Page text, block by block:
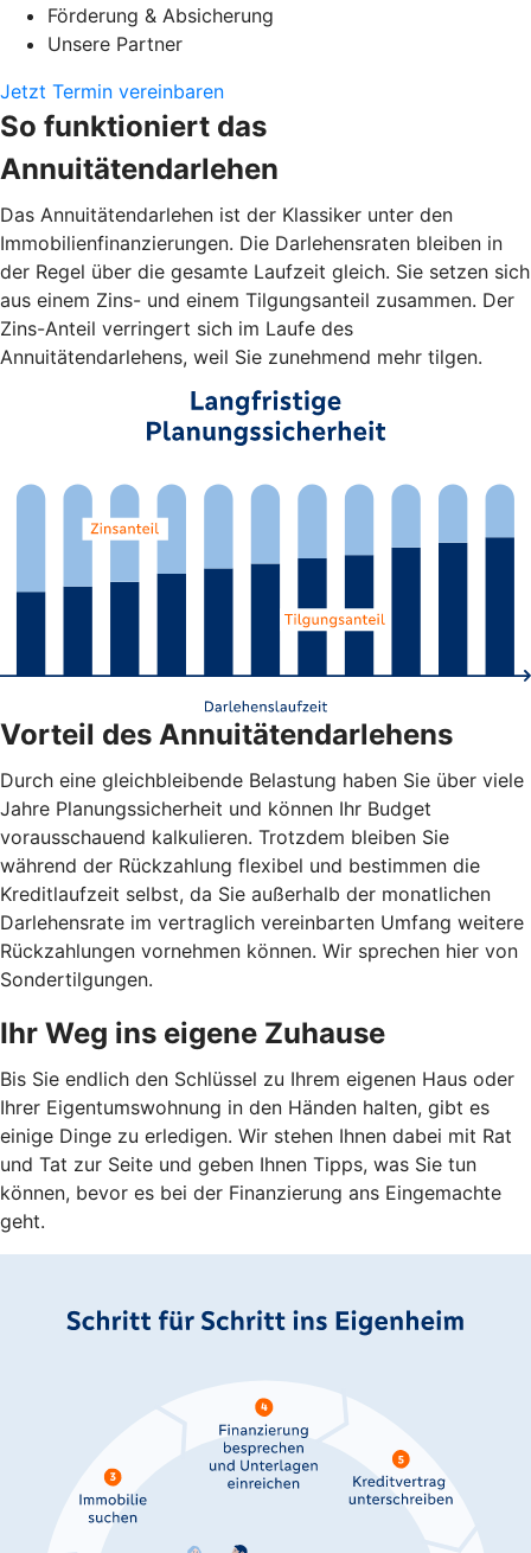
Förderung & Absicherung
Unsere Partner
Jetzt Termin vereinbaren
So funktioniert das
Annuitätendarlehen
Das Annuitätendarlehen ist der Klassiker unter den
Immobilienfinanzierungen. Die Darlehensraten bleiben in
der Regel über die gesamte Laufzeit gleich. Sie setzen sich
aus einem Zins- und einem Tilgungsanteil zusammen. Der
Zins-Anteil verringert sich im Laufe des
Annuitätendarlehens, weil Sie zunehmend mehr tilgen.
Vorteil des Annuitätendarlehens
Durch eine gleichbleibende Belastung haben Sie über viele
Jahre Planungssicherheit und können Ihr Budget
vorausschauend kalkulieren. Trotzdem bleiben Sie
während der Rückzahlung flexibel und bestimmen die
Kreditlaufzeit selbst, da Sie außerhalb der monatlichen
Darlehensrate im vertraglich vereinbarten Umfang weitere
Rückzahlungen vornehmen können. Wir sprechen hier von
Sondertilgungen.
Ihr Weg ins eigene Zuhause
Bis Sie endlich den Schlüssel zu Ihrem eigenen Haus oder
Ihrer Eigentumswohnung in den Händen halten, gibt es
einige Dinge zu erledigen. Wir stehen Ihnen dabei mit Rat
und Tat zur Seite und geben Ihnen Tipps, was Sie tun
können, bevor es bei der Finanzierung ans Eingemachte
geht.